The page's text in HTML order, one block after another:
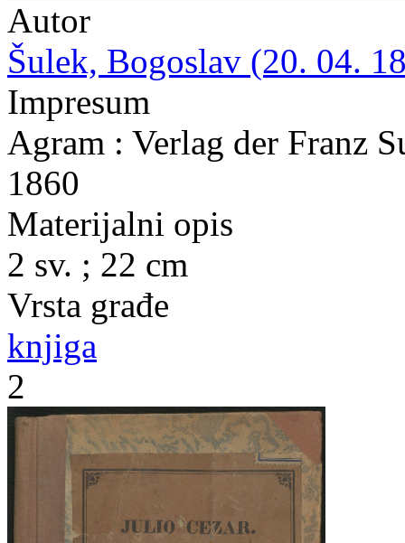
Autor
Šulek, Bogoslav (20. 04.
Impresum
Agram : Verlag der Franz
1860
Materijalni opis
2 sv. ; 22 cm
Vrsta građe
knjiga
2